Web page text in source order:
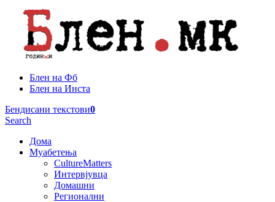
Блен на Фб
Блен на Инста
Бендисани текстови0
Search
Дома
Муабетења
CultureMatters
Интервјувца
Домашни
Регионални